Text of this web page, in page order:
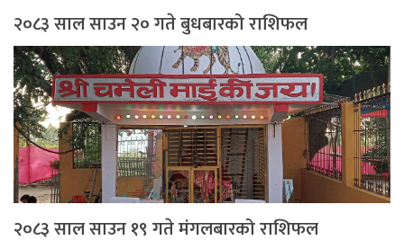
२०८३ साल साउन २० गते बुधबारको राशिफल
२०८३ साल साउन १९ गते मंगलबारको राशिफल